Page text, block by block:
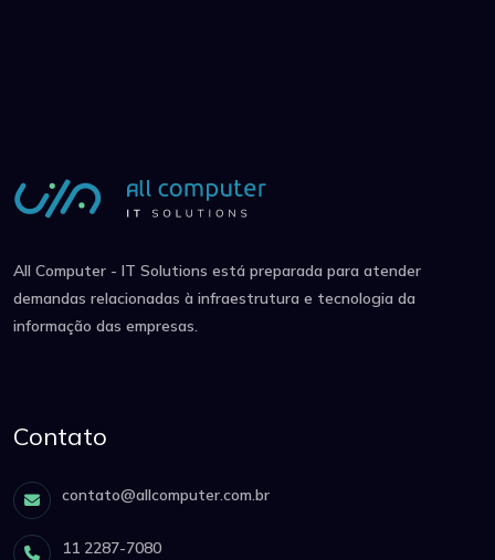
All Computer - IT Solutions está preparada para atender
demandas relacionadas à infraestrutura e tecnologia da
informação das empresas.
Contato
contato@allcomputer.com.br
11 2287-7080